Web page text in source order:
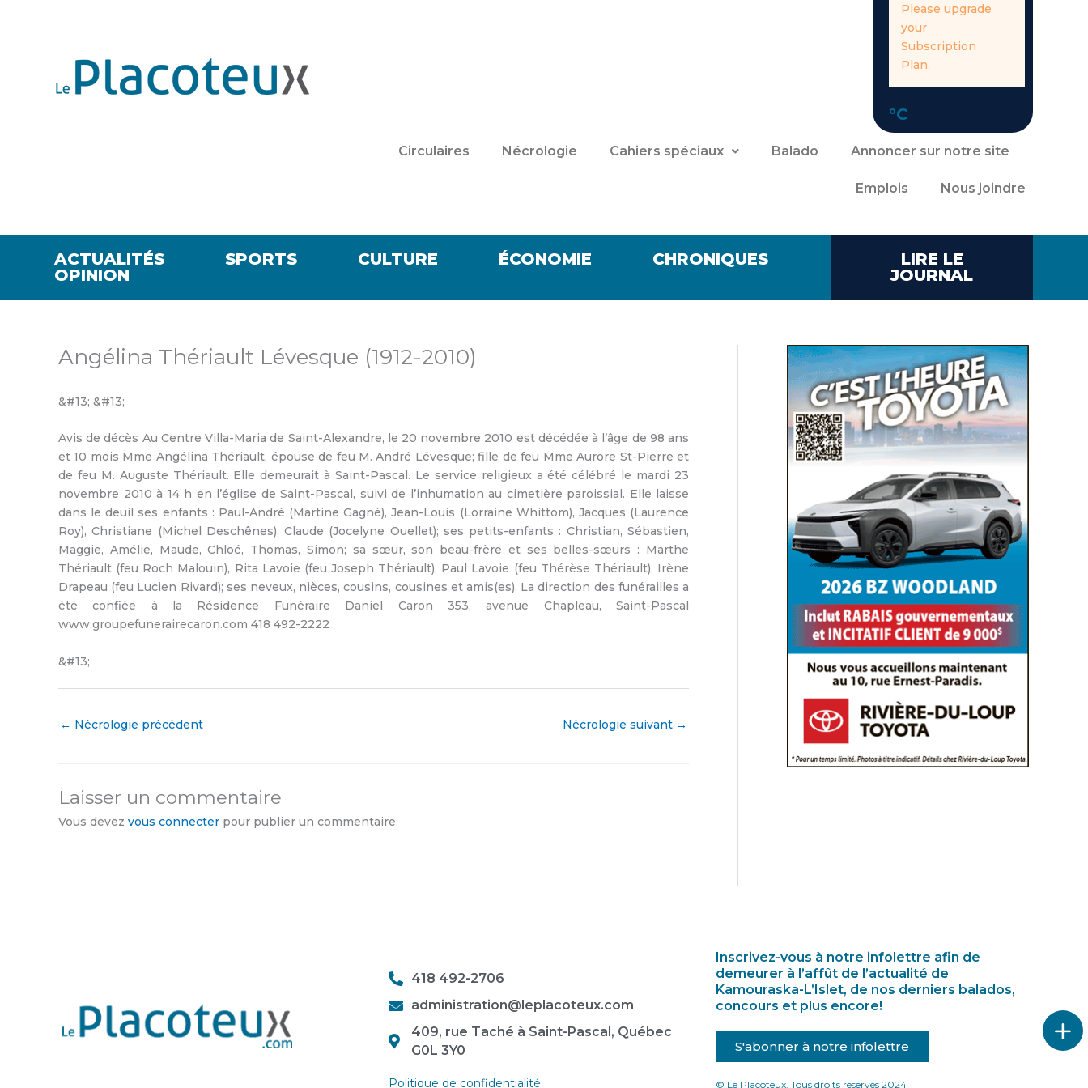
Please upgrade
your
Subscription
Plan.
°C
Circulaires Nécrologie Cahiers spéciaux Balado Annoncer sur notre site
Emplois Nous joindre
ACTUALITÉS SPORTS CULTURE ÉCONOMIE
CHRONIQUES
OPINION
LIRE LE
JOURNAL
Angélina Thériault Lévesque (1912-2010)
&#13; &#13;
Avis de décès Au Centre Villa-Maria de Saint-Alexandre, le 20 novembre 2010 est décédée à l’âge de 98 ans
et 10 mois Mme Angélina Thériault, épouse de feu M. André Lévesque; fille de feu Mme Aurore St-Pierre et
de feu M. Auguste Thériault. Elle demeurait à Saint-Pascal. Le service religieux a été célébré le mardi 23
novembre 2010 à 14 h en l’église de Saint-Pascal, suivi de l’inhumation au cimetière paroissial. Elle laisse
dans le deuil ses enfants : Paul-André (Martine Gagné), Jean-Louis (Lorraine Whittom), Jacques (Laurence
Roy), Christiane (Michel Deschênes), Claude (Jocelyne Ouellet); ses petits-enfants : Christian, Sébastien,
Maggie, Amélie, Maude, Chloé, Thomas, Simon; sa sœur, son beau-frère et ses belles-sœurs : Marthe
Thériault (feu Roch Malouin), Rita Lavoie (feu Joseph Thériault), Paul Lavoie (feu Thérèse Thériault), Irène
Drapeau (feu Lucien Rivard); ses neveux, nièces, cousins, cousines et amis(es). La direction des funérailles a
été confiée à la Résidence Funéraire Daniel Caron 353, avenue Chapleau, Saint-Pascal
www.groupefunerairecaron.com 418 492-2222
&#13;
← Nécrologie précédent Nécrologie suivant →
Laisser un commentaire
Vous devez vous connecter pour publier un commentaire.
418 492-2706
administration@leplacoteux.com
409, rue Taché à Saint-Pascal, Québec
G0L 3Y0
Politique de confidentialité
Inscrivez-vous à notre infolettre afin de
demeurer à l’affût de l’actualité de
Kamouraska-L’Islet, de nos derniers balados,
concours et plus encore!
S'abonner à notre infolettre
© Le Placoteux. Tous droits réservés 2024